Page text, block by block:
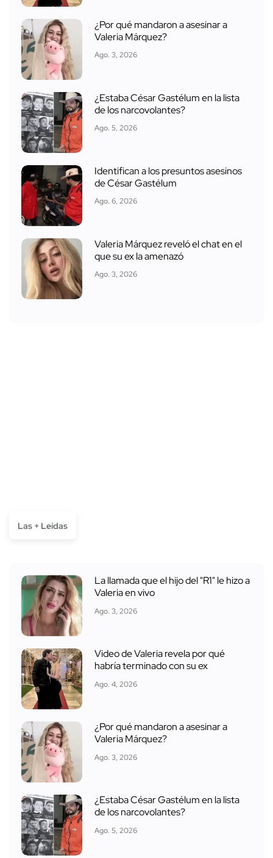
¿Por qué mandaron a asesinar a
Valeria Márquez?
Ago. 3, 2026
¿Estaba César Gastélum en la lista
de los narcovolantes?
Ago. 5, 2026
Identifican a los presuntos asesinos
de César Gastélum
Ago. 6, 2026
Valeria Márquez reveló el chat en el
que su ex la amenazó
Ago. 3, 2026
Las + Leídas
La llamada que el hijo del "R1" le hizo a
Valeria en vivo
Ago. 3, 2026
Video de Valeria revela por qué
habría terminado con su ex
Ago. 4, 2026
¿Por qué mandaron a asesinar a
Valeria Márquez?
Ago. 3, 2026
¿Estaba César Gastélum en la lista
de los narcovolantes?
Ago. 5, 2026